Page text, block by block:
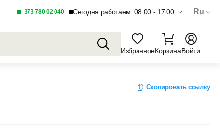
373 780 02 040 Сегодня работаем: 08:00 - 17:00 Ru
ИзбранноеКорзинаВойти
Скопировать ссылку